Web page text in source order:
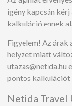
igény kapcsán
kalkuláció ennek
Figyelem! Az árak
helyzet miatt
utazas@netida.hu
pontos kalkulációt
Netida Travel